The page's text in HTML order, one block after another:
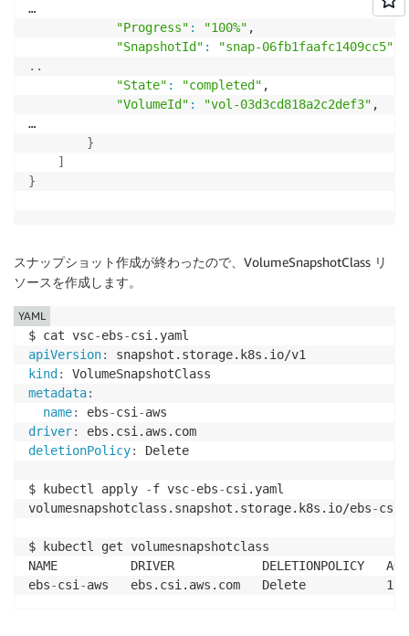
…
"Progress" : "100%" ,
"SnapshotId" : "snap-06fb1faafc1409cc5"
..
"State" : "completed" ,
"VolumeId" : "vol-03d3cd818a2c2def3" ,
…
}
]
}
スナップショット作成が終わったので、VolumeSnapshotClass リ
ソースを作成します。
$ cat vsc-ebs-
apiVersion:
kind :
metadata:
name: ebs-csi-
driver:
deletionPolicy: Delete
$ kubectl apply -f vsc-ebs-csi.yaml
volumesnapshotclass.snapshot.storage.k8s.io/ebs-csi
$ kubectl get volumesnapshotclass
NAME          DRIVER            DELETIONPOLICY   AGE
ebs-csi-
YAML